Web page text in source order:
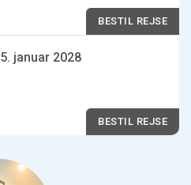
BESTIL REJSE
5. januar 2028
BESTIL REJSE